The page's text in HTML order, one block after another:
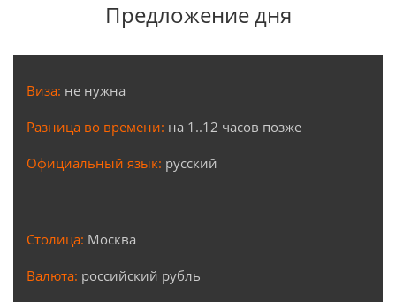
Предложение дня
Виза: не нужна
Разница во времени: на 1..12 часов позже
Официальный язык: русский
Столица: Москва
Валюта: российский рубль